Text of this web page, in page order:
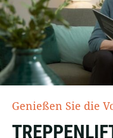
Genießen Sie die